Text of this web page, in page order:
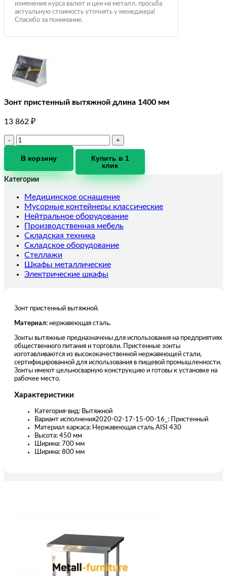
изменения курса валют и цен на металл, просьба
актуальную стоимость уточнять у менеджера!
Спасибо за понимание.
Зонт пристенный вытяжной длина 1400 мм
13 862 ₽
Количество
Зонт
вытяжной
1400
мм
В корзину
Купить в 1
клик
Категории
Медицинское оснащение
Мусорные контейнеры классические
Нейтральное оборудование
Производственная мебель
Складская техника
Складское оборудование
Стеллажи
Шкафы металлические
Электрические шкафы
Зонт пристенный вытяжной.
Материал: нержавеющая сталь.
Зонты вытяжные предназначены для использования на предприятиях
общественного питания и торговли. Пристенные зонты
изготавливаются из высококачественной нержавеющей стали,
сертифицированной для использования в пищевой промышленности.
Зонты имеют цельносварную конструкцию и готовы к установке на
рабочее место.
Характеристики
Категория-вид: Вытяжной
Вариант исполнения2020-02-17-15-00-16_: Пристенный
Материал каркаса: Нержавеющая сталь AISI 430
Высота: 450 мм
Ширина: 700 мм
Ширина: 800 мм